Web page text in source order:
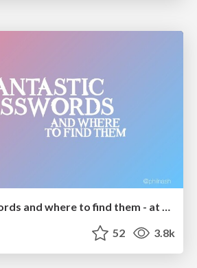
Fantastic passwords and where to find them - at NoRuKo
52 3.8k